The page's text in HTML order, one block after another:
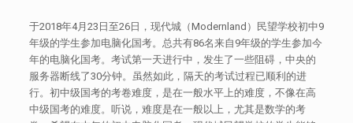
于2018年4月23日至26日，现代城（Modernland）民望学校初中9
年级的学生参加电脑化国考。总共有86名来自9年级的学生参加今
年的电脑化国考。考试第一天进行中，发生了一些阻碍，中央的
服务器断线了30分钟。虽然如此，隔天的考试过程已顺利的进
行。初中级国考的考卷难度，是在一般水平上的难度，不像在高
中级国考的难度。听说，难度是在一般以上，尤其是数学的考